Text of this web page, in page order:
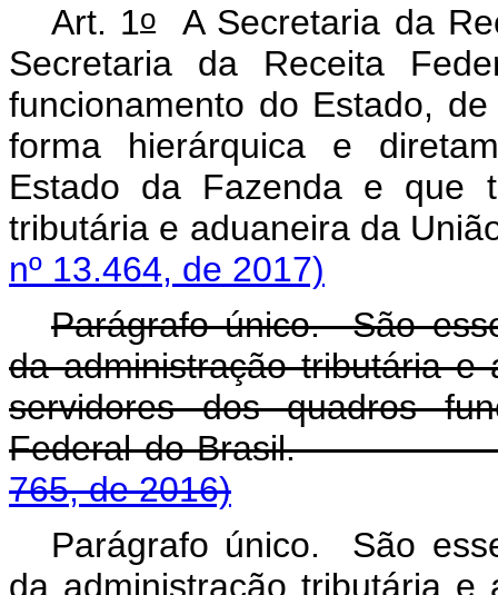
Art. 1oA Secretaria da
Secretaria da Receita
funcionamento do Estado,
forma hierárquica e
Estado da Fazenda e que
tributária e aduaneira
nº 13.464, de 2017)
Parágrafo único. São
da administração tributária e
servidores dos quadros
Federal do
765, de 2016)
Parágrafo único. São
da administração tributária e